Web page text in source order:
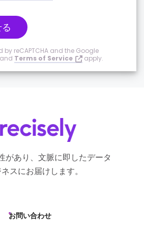
by reCAPTCHA and the Google
and Terms of Service apply.
があり、文脈に即したデータ
スにお届けします。
お問い合わせ